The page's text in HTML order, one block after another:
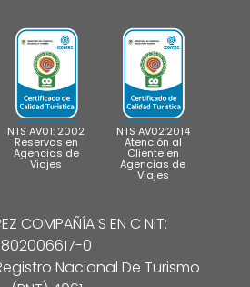
NTS AV01: 2002
Reservas en
Agencias de
Viajes
NTS AV02:2014
Atención al
Cliente en
Agencias de
Viajes
COMPAÑÍA S EN C NIT:
802006617-0
Registro Nacional De Turismo